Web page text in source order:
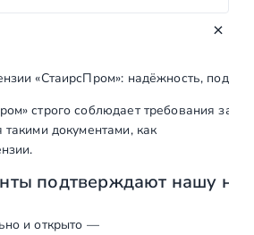
«СтаирсПром»: надёжность,
строго соблюдает требования
документами, как
подтверждают нашу
и открыто —